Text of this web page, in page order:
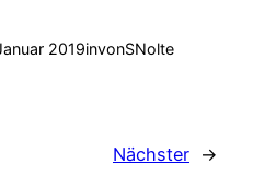
2019invonSNolte
Nächster →